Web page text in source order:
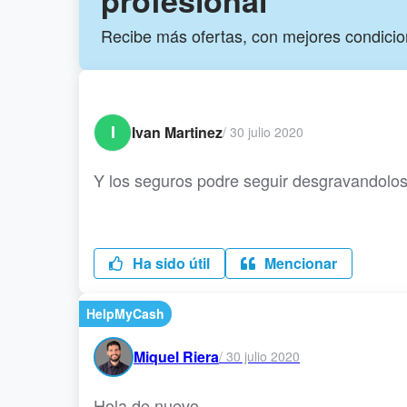
Recibe más ofertas, con mejores
I
Ivan Martinez/ 30 julio 2020
Y los seguros podre seguir
Ha sido útil Mencionar
HelpMyCash
Miquel Riera/ 30 julio 2020